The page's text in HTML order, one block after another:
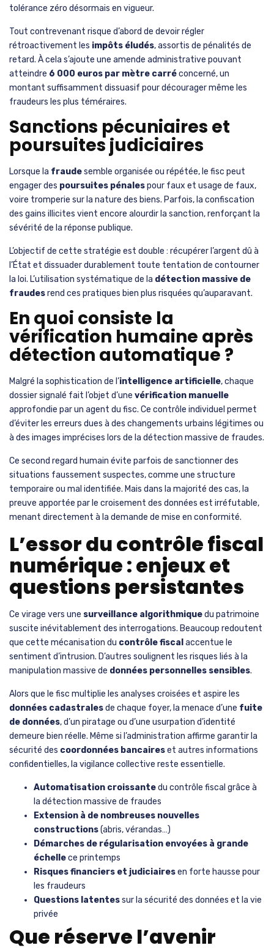
tolérance zéro désormais en vigueur.
Tout contrevenant risque d’abord de devoir régler
rétroactivement les impôts éludés, assortis de pénalités de
retard. À cela s’ajoute une amende administrative pouvant
atteindre 6 000 euros par mètre carréconcerné, un
montant suffisamment dissuasif pour décourager même les
fraudeurs les plus téméraires.
Sanctions pécuniaires et
poursuites judiciaires
Lorsque la fraudesemble organisée ou répétée, le fisc peut
engager des poursuites pénalespour faux et usage de faux,
voire tromperie sur la nature des biens. Parfois, la confiscation
des gains illicites vient encore alourdir la sanction, renforçant la
sévérité de la réponse publique.
L’objectif de cette stratégie est double : récupérer l’argent dû à
l’État et dissuader durablement toute tentation de contourner
la loi. L’utilisation systématique de la détection massive de
fraudesrend ces pratiques bien plus risquées qu’auparavant.
En quoi consiste la
vérification humaine après
détection automatique ?
Malgré la sophistication de l’intelligence artificielle, chaque
dossier signalé fait l’objet d’une vérification manuelle
approfondie par un agent du fisc. Ce contrôle individuel permet
d’éviter les erreurs dues à des changements urbains légitimes ou
à des images imprécises lors de la détection massive de fraudes.
Ce second regard humain évite parfois de sanctionner des
situations faussement suspectes, comme une structure
temporaire ou mal identifiée. Mais dans la majorité des cas, la
preuve apportée par le croisement des données est irréfutable,
menant directement à la demande de mise en conformité.
L’essor du contrôle fiscal
numérique : enjeux et
questions persistantes
Ce virage vers une surveillance algorithmiquedu patrimoine
suscite inévitablement des interrogations. Beaucoup redoutent
que cette mécanisation du contrôle fiscal accentue le
sentiment d’intrusion. D’autres soulignent les risques liés à la
manipulation massive de données personnelles sensibles.
Alors que le fisc multiplie les analyses croisées et aspire les
données cadastralesde chaque foyer, la menace d’une fuite
de données, d’un piratage ou d’une usurpation d’identité
demeure bien réelle. Même si l’administration affirme garantir la
sécurité des coordonnées bancaireset autres informations
confidentielles, la vigilance collective reste essentielle.
Automatisation croissantedu contrôle fiscal grâce à
la détection massive de fraudes
Extension à de nombreuses nouvelles
constructions(abris, vérandas…)
Démarches de régularisation envoyées à grande
échellece printemps
Risques financiers et judiciairesen forte hausse pour
les fraudeurs
Questions latentessur la sécurité des données et la vie
privée
Que réserve l’avenir